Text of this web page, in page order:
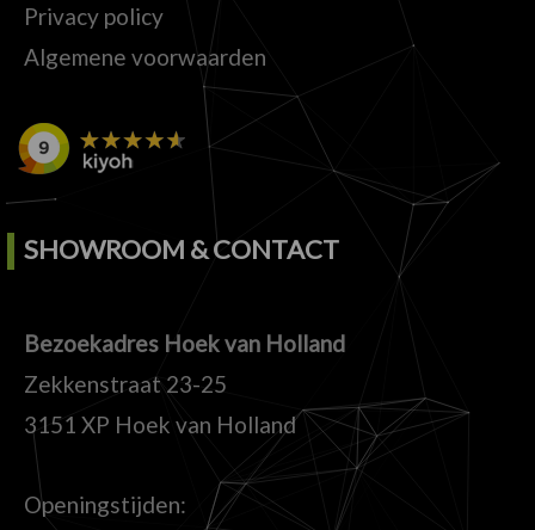
Privacy policy
Algemene voorwaarden
SHOWROOM & CONTACT
Bezoekadres Hoek van Holland
Zekkenstraat 23-25
3151 XP Hoek van Holland
Openingstijden: